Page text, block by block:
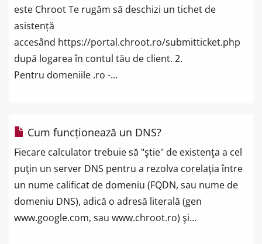
este Chroot Te rugăm să deschizi un tichet de
asistență
accesând https://portal.chroot.ro/submitticket.php
după logarea în contul tău de client. 2.
Pentru domeniile .ro -...
Cum funcționează un DNS?
Fiecare calculator trebuie să "ştie" de existenţa a cel
puţin un server DNS pentru a rezolva corelaţia între
un nume calificat de domeniu (FQDN, sau nume de
domeniu DNS), adică o adresă literală (gen
www.google.com, sau www.chroot.ro) şi...